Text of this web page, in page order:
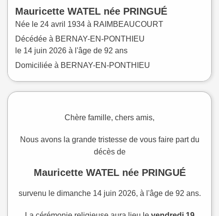
Mauricette WATEL née PRINGUÉ
Née le 24 avril 1934 à RAIMBEAUCOURT
Décédée à BERNAY-EN-PONTHIEU
le 14 juin 2026 à l'âge de 92 ans
Domiciliée à BERNAY-EN-PONTHIEU
Chère famille, chers amis,
Nous avons la grande tristesse de vous faire part du
décès de
Mauricette WATEL née PRINGUÉ
survenu le dimanche 14 juin 2026, à l'âge de 92 ans.